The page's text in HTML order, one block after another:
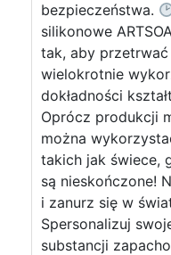
bezpieczeństwa.
silikonowe
tak, aby przetrwać
wielokrotnie
dokładności
Oprócz produkcji
można
takich jak świece,
są nieskończone!
i zanurz się w
Spersonalizuj
substancji